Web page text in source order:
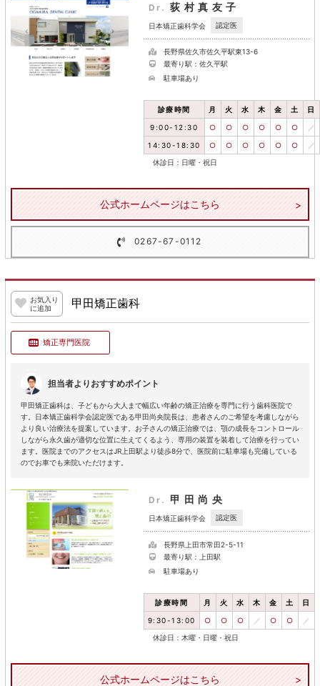
Dr. 荻村真友子
日本矯正歯科学会 認定医
長野県佐久市佐久平駅東13-6
最寄り駅：佐久平駅
駐車場あり
診療時間 月 火 水 木 金 土 日
9:00-12:30 ○ ○ ○ ○ ○ ○ ／
14:30-18:30 ○ ○ ○ ○ ○ ○ ／
休診日：日曜・祝日
公式ホームページはこちら
0267-67-0112
お気入り
に追加
甲田矯正歯科
矯正専門医院
担当者よりおすすめポイント
甲田矯正歯科は、子どもから大人まで幅広い年齢の矯正治療を専門に行う歯科医院で
す。日本矯正歯科学会認定医である甲田尚央院長は、患者さんのご希望を考慮しながら
より良い治療法を提案しています。お子さんの矯正治療では、顎の成長をコントロール
しながら永久歯が適切な位置に生えてくるよう、専用の装置を装着して治療を行ってい
ます。医院までのアクセスはJR上田駅より徒歩8分で、医院前に駐車場も完備している
のでお車でも来院いただけます。
Dr. 甲田尚央
日本矯正歯科学会 認定医
長野県上田市常田2-5-11
最寄り駅：上田駅
駐車場あり
診療時間 月 火 水 木 金 土 日
9:30-13:00 ○ ○ ○ ／ ○ ○ ／
休診日：木曜・日曜・祝日
公式ホームページはこちら